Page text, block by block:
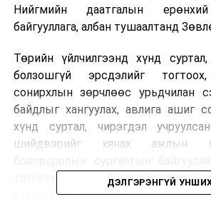
Нийгмийн даатгалын
байгууллага, албан тушаалтанд
Төрийн үйлчилгээнд хүнд
болзошгүй эрсдэлийг
сонирхлын зөрчлөөс урьдчилан
байдлыг хангуулах, авлига ашиг
хүнд суртал, чирэгдэл
шийдвэрийг хянах ажлын
тэтгэлэг, зээл, буцалтгүй
үзүүлэх, зээл эргэн төлүүлэх
ДЭЛГЭРЭНГҮЙ